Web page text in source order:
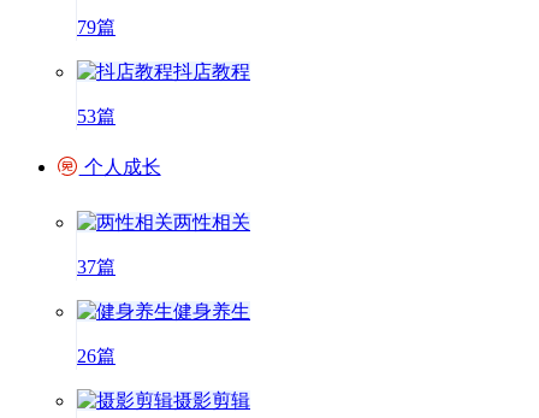
79篇
抖店教程
53篇
个人成长
两性相关
37篇
健身养生
26篇
摄影剪辑